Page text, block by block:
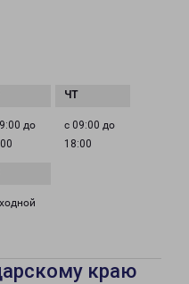
до
с 09:00 до
18:00
краю